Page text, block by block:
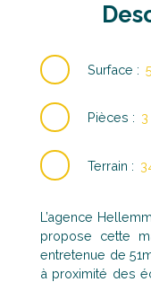
Surface :
Pièces : 3
Terrain :
L’agence
propose cette
entretenue de
à proximité des